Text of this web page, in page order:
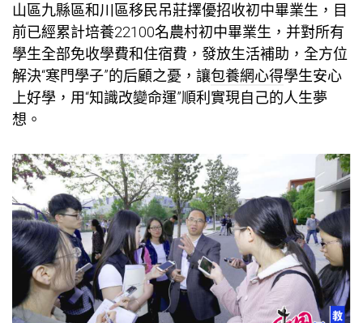
山區九縣區和川區移民吊莊擇優招收初中畢業生，目
前已經累計培養22100名農村初中畢業生，并對所有
學生全部免收學費和住宿費，發放生活補助，全方位
解決“寒門學子”的后顧之憂，讓包養網心得學生安心
上好學，用“知識改變命運”順利實現自己的人生夢
想。